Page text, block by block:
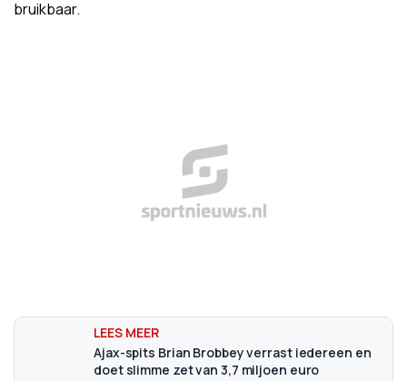
bruikbaar.
Ajax-spits Brian Brobbey verrast iedereen en
doet slimme zet van 3,7 miljoen euro